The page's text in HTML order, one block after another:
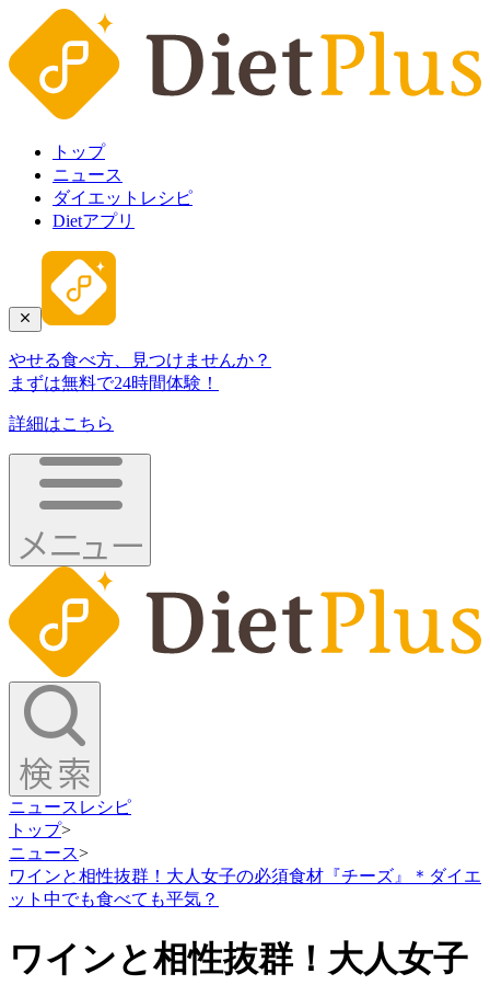
トップ
ニュース
ダイエットレシピ
Dietアプリ
やせる食べ方、見つけませんか？
まずは無料で24時間体験！
詳細はこちら
ニュース レシピ
トップ>
ニュース>
ワインと相性抜群！大人女子の必須食材『チーズ』＊ダイエ
ット中でも食べても平気？
ワインと相性抜群！大人女子